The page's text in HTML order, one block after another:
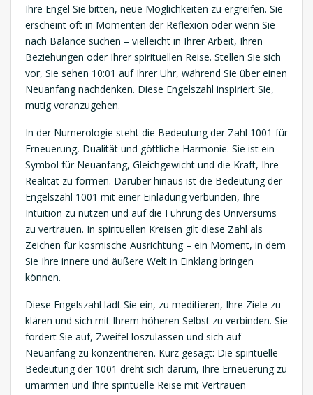
Ihre Engel Sie bitten, neue Möglichkeiten zu ergreifen. Sie
erscheint oft in Momenten der Reflexion oder wenn Sie
nach Balance suchen – vielleicht in Ihrer Arbeit, Ihren
Beziehungen oder Ihrer spirituellen Reise. Stellen Sie sich
vor, Sie sehen 10:01 auf Ihrer Uhr, während Sie über einen
Neuanfang nachdenken. Diese Engelszahl inspiriert Sie,
mutig voranzugehen.
In der Numerologie steht die Bedeutung der Zahl 1001 für
Erneuerung, Dualität und göttliche Harmonie. Sie ist ein
Symbol für Neuanfang, Gleichgewicht und die Kraft, Ihre
Realität zu formen. Darüber hinaus ist die Bedeutung der
Engelszahl 1001 mit einer Einladung verbunden, Ihre
Intuition zu nutzen und auf die Führung des Universums
zu vertrauen. In spirituellen Kreisen gilt diese Zahl als
Zeichen für kosmische Ausrichtung – ein Moment, in dem
Sie Ihre innere und äußere Welt in Einklang bringen
können.
Diese Engelszahl lädt Sie ein, zu meditieren, Ihre Ziele zu
klären und sich mit Ihrem höheren Selbst zu verbinden. Sie
fordert Sie auf, Zweifel loszulassen und sich auf
Neuanfang zu konzentrieren. Kurz gesagt: Die spirituelle
Bedeutung der 1001 dreht sich darum, Ihre Erneuerung zu
umarmen und Ihre spirituelle Reise mit Vertrauen